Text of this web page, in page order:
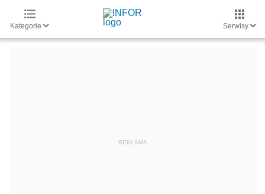
Kategorie Serwisy